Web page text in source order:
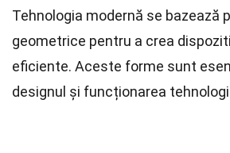
Tehnologia modernă se bazează
geometrice pentru a crea
eficiente. Aceste forme sunt
designul și funcționarea